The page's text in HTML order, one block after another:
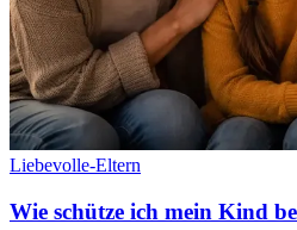
Liebevolle-Eltern
Wie schütze ich mein Kind